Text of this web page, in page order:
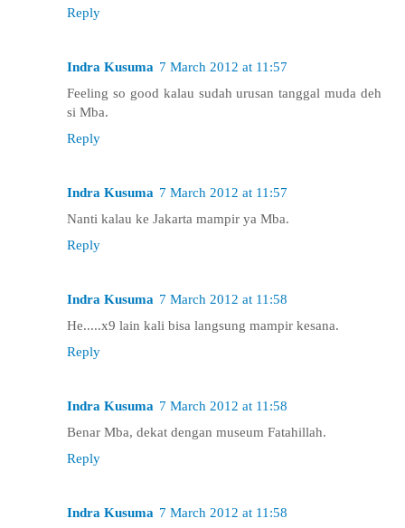
Reply
Indra Kusuma 7 March 2012 at 11:57
Feeling so good kalau sudah urusan tanggal muda deh
si Mba.
Reply
Indra Kusuma 7 March 2012 at 11:57
Nanti kalau ke Jakarta mampir ya Mba.
Reply
Indra Kusuma 7 March 2012 at 11:58
He.....x9 lain kali bisa langsung mampir kesana.
Reply
Indra Kusuma 7 March 2012 at 11:58
Benar Mba, dekat dengan museum Fatahillah.
Reply
Indra Kusuma 7 March 2012 at 11:58